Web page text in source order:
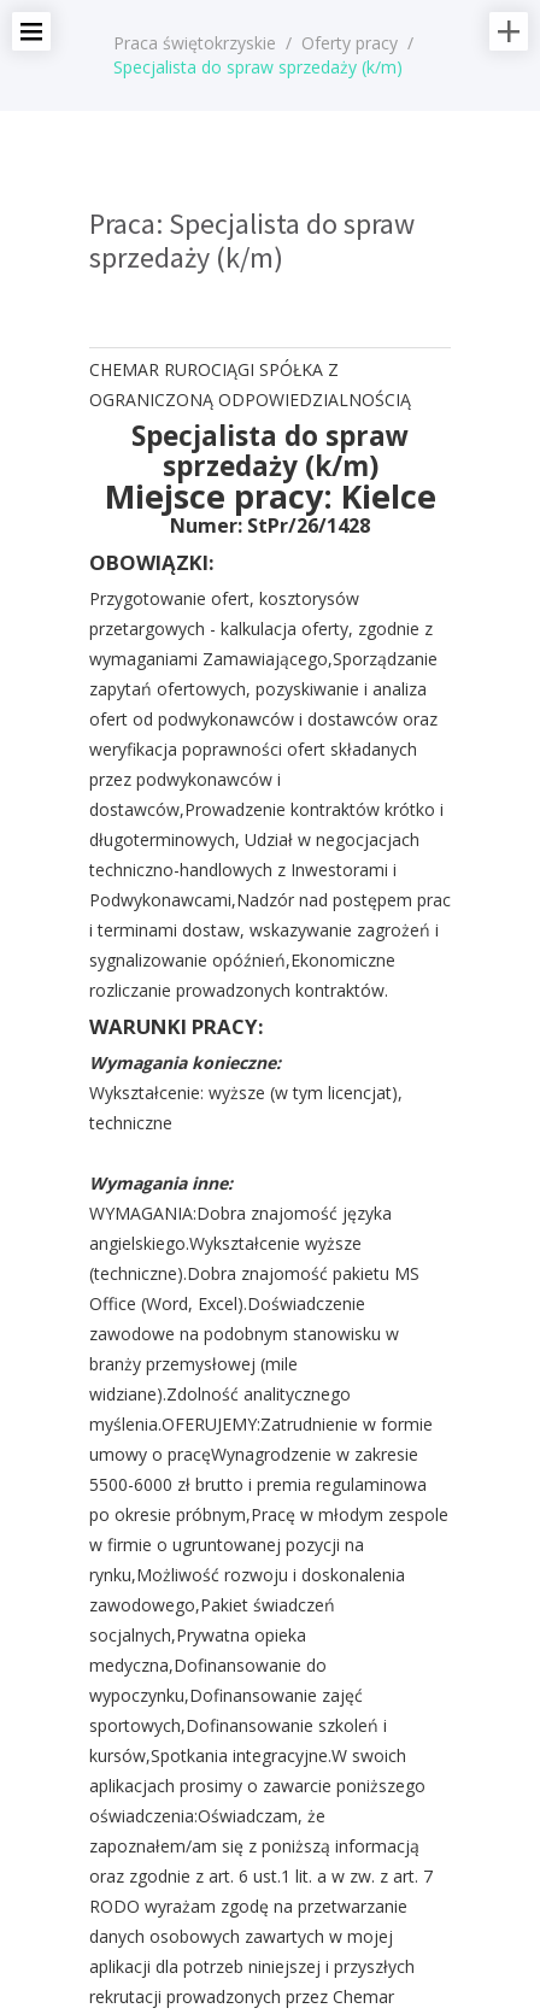
Praca świętokrzyskie / Oferty pracy /
Specjalista do spraw sprzedaży (k/m)
Praca: Specjalista do spraw
sprzedaży (k/m)
CHEMAR RUROCIĄGI SPÓŁKA Z
OGRANICZONĄ ODPOWIEDZIALNOŚCIĄ
Specjalista do spraw
sprzedaży (k/m)
Miejsce pracy: Kielce
Numer: StPr/26/1428
OBOWIĄZKI:
Przygotowanie ofert, kosztorysów
przetargowych - kalkulacja oferty, zgodnie z
wymaganiami Zamawiającego,Sporządzanie
zapytań ofertowych, pozyskiwanie i analiza
ofert od podwykonawców i dostawców oraz
weryfikacja poprawności ofert składanych
przez podwykonawców i
dostawców,Prowadzenie kontraktów krótko i
długoterminowych, Udział w negocjacjach
techniczno-handlowych z Inwestorami i
Podwykonawcami,Nadzór nad postępem prac
i terminami dostaw, wskazywanie zagrożeń i
sygnalizowanie opóźnień,Ekonomiczne
rozliczanie prowadzonych kontraktów.
WARUNKI PRACY:
Wymagania konieczne:
Wykształcenie: wyższe (w tym licencjat),
techniczne
Wymagania inne:
WYMAGANIA:Dobra znajomość języka
angielskiego.Wykształcenie wyższe
(techniczne).Dobra znajomość pakietu MS
Office (Word, Excel).Doświadczenie
zawodowe na podobnym stanowisku w
branży przemysłowej (mile
widziane).Zdolność analitycznego
myślenia.OFERUJEMY:Zatrudnienie w formie
umowy o pracęWynagrodzenie w zakresie
5500-6000 zł brutto i premia regulaminowa
po okresie próbnym,Pracę w młodym zespole
w firmie o ugruntowanej pozycji na
rynku,Możliwość rozwoju i doskonalenia
zawodowego,Pakiet świadczeń
socjalnych,Prywatna opieka
medyczna,Dofinansowanie do
wypoczynku,Dofinansowanie zajęć
sportowych,Dofinansowanie szkoleń i
kursów,Spotkania integracyjne.W swoich
aplikacjach prosimy o zawarcie poniższego
oświadczenia:Oświadczam, że
zapoznałem/am się z poniższą informacją
oraz zgodnie z art. 6 ust.1 lit. a w zw. z art. 7
RODO wyrażam zgodę na przetwarzanie
danych osobowych zawartych w mojej
aplikacji dla potrzeb niniejszej i przyszłych
rekrutacji prowadzonych przez Chemar